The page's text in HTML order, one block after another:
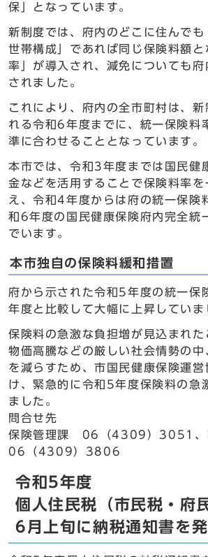
保」となっています。
新制度では、府内のどこに住んでも
世帯構成」であれば同じ保険料額
率」が導入され、減免についても
されました。
これにより、府内の全市町村は、
れる令和6年度までに、統一保険料
準に合わせることとなっています。
本市では、令和3年度までは国民健
金などを活用することで保険料率を
え、令和4年度からは府の統一保険
和6年度の国民健康保険府内完全統
でいます。
本市独自の保険料緩和措置
府から示された令和5年度の統一保
年度と比較して大幅に上昇していま
保険料の急激な負担増が見込まれた
物価高騰などの厳しい社会情勢の中
を減らすため、市国民健康保険運
け、緊急的に令和5年度保険料の急
ました。
問合せ先
保険管理課 06（4309）3051
06（4309）3806
令和5年度
個人住民税（市民税・府
6月上旬に納税通知書を